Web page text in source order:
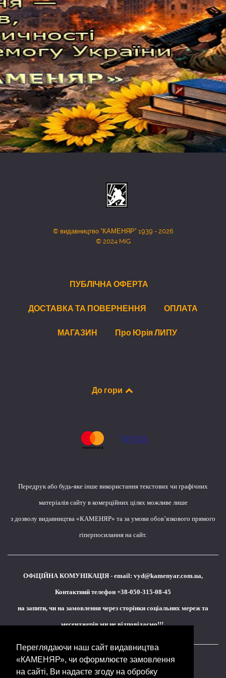
Переглядаючи наш сайт видавництва
«КАМЕНЯР», чи оформлюєте замовлення
на сайті, Ви надаєте згоду на обробку
© видавництво "КАМЕНЯР" 1939 - 2026
© 2024 MiG
ПУБЛІЧНА ОФЕРТА
ДОСТАВКА ТА ПОВЕРНЕННЯ ОПЛАТА
МАГАЗИН Про Юрія ЛИПУ
До гори
Передрук або будь-яке інше використання текстових чи графічних
матеріалів сайту в комерційних цілях можливе лише
з дозволу видавництва «КАМЕНЯР» та за умови обов’язкового прямого
гіперпосилання на сайт.
ОФіЦІЙНА КОМУНІКАЦІЯ - email: vyd@kamenyar.com.ua,
Контактний телефон +38-050-315-08-45
на запити, чи на замовлення через сторінки соціальних мереж та
месенджерів ми не відповідаємо!!!
Кожне наше видання - це внесок у спротив,